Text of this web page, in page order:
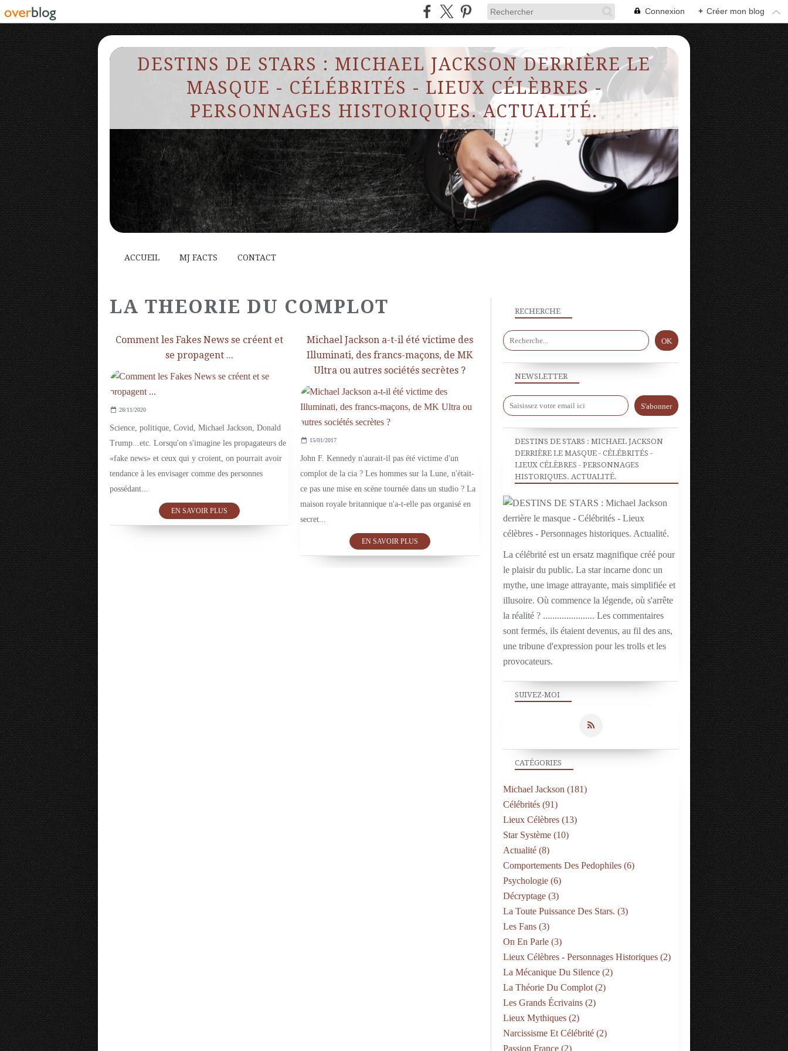
Connexion + Créer mon blog
DESTINS DE STARS : MICHAEL JACKSON DERRIÈRE LE
MASQUE - CÉLÉBRITÉS - LIEUX CÉLÈBRES -
PERSONNAGES HISTORIQUES. ACTUALITÉ.
ACCUEIL MJ FACTS CONTACT
LA THEORIE DU COMPLOT
Comment les Fakes News se créent et
se propagent ...
28/11/2020
Science, politique, Covid, Michael Jackson, Donald
Trump...etc. Lorsqu'on s'imagine les propagateurs de
«fake news» et ceux qui y croient, on pourrait avoir
tendance à les envisager comme des personnes
possédant...
EN SAVOIR PLUS
Michael Jackson a-t-il été victime des
Illuminati, des francs-maçons, de MK
Ultra ou autres sociétés secrètes ?
LA THÉORIE DU COMPLOT
15/01/2017
John F. Kennedy n'aurait-il pas été victime d'un
complot de la cia ? Les hommes sur la Lune, n'était-
ce pas une mise en scène tournée dans un studio ? La
maison royale britannique n'a-t-elle pas organisé en
secret...
EN SAVOIR PLUS
NEWSLETTER
SUIVEZ-MOI
RECHERCHE
DESTINS DE STARS : MICHAEL JACKSON
DERRIÈRE LE MASQUE - CÉLÉBRITÉS -
LIEUX CÉLÈBRES - PERSONNAGES
HISTORIQUES. ACTUALITÉ.
La célébrité est un ersatz magnifique créé pour
le plaisir du public. La star incarne donc un
mythe, une image attrayante, mais simplifiée et
illusoire. Où commence la légende, où s'arrête
la réalité ? ...................... Les commentaires
sont fermés, ils étaient devenus, au fil des ans,
une tribune d'expression pour les trolls et les
provocateurs.
CATÉGORIES
Michael Jackson (181)
Célébrités (91)
Lieux Célèbres (13)
Star Système (10)
Actualité (8)
Comportements Des Pedophiles (6)
Psychologie (6)
Décryptage (3)
La Toute Puissance Des Stars. (3)
Les Fans (3)
On En Parle (3)
Lieux Célèbres - Personnages Historiques (2)
La Mécanique Du Silence (2)
La Théorie Du Complot (2)
Les Grands Écrivains (2)
Lieux Mythiques (2)
Narcissisme Et Célébrité (2)
Passion France (2)